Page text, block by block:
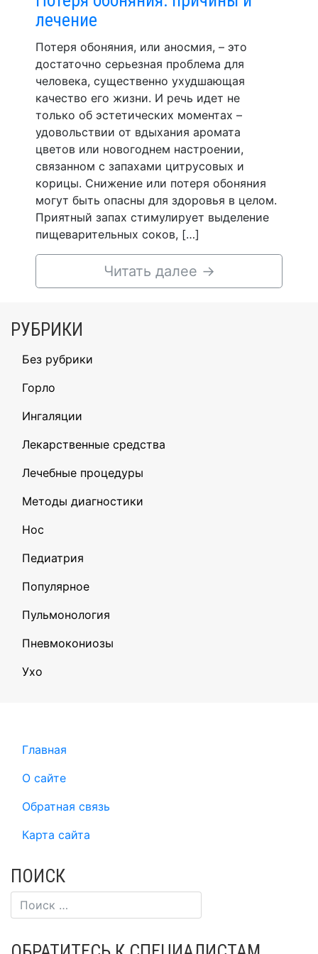
лечение
Потеря обоняния, или аносмия, – это
достаточно серьезная проблема для
человека, существенно ухудшающая
качество его жизни. И речь идет не
только об эстетических моментах –
удовольствии от вдыхания аромата
цветов или новогоднем настроении,
связанном с запахами цитрусовых и
корицы. Снижение или потеря обоняния
могут быть опасны для здоровья в целом.
Приятный запах стимулирует выделение
пищеварительных соков, […]
Читать далее →
РУБРИКИ
Без рубрики
Горло
Ингаляции
Лекарственные средства
Лечебные процедуры
Методы диагностики
Нос
Педиатрия
Популярное
Пульмонология
Пневмокониозы
Ухо
Главная
О сайте
Обратная связь
Карта сайта
ПОИСК